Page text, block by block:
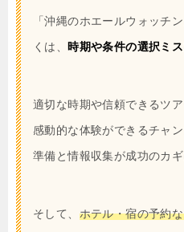
「沖縄のホエールウォッチ
くは、 時期や条件の選択ミ
適切な時期や信頼できるツ
感動的な体験ができるチャ
準備と情報収集が成功のカギ
そして、 ホテル・宿の予約